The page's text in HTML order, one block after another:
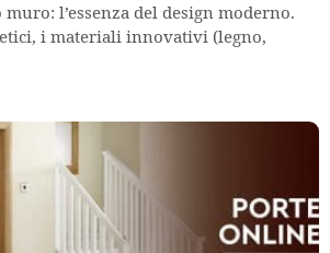
l’essenza del design moderno.
i materiali innovativi (legno,